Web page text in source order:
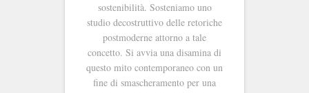
sostenibilità. Sosteniamo uno
studio decostruttivo delle retoriche
postmoderne attorno a tale
concetto. Si avvia una disamina di
questo mito contemporaneo con un
fine di smascheramento per una